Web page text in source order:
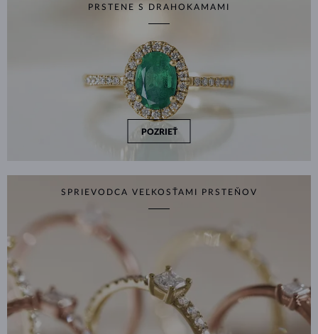
PRSTENE S DRAHOKAMAMI
POZRIEŤ
SPRIEVODCA VEĽKOSŤAMI PRSTEŇOV